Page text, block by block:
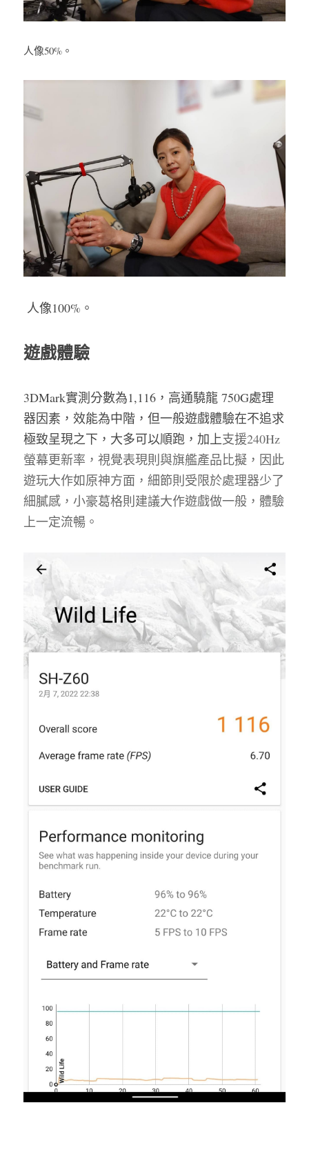
人像50%。
人像100%。
遊戲體驗
3DMark實測分數為1,116，高通驍龍 750G處理
器因素，效能為中階，但一般遊戲體驗在不追求
極致呈現之下，大多可以順跑，加上支援240Hz
螢幕更新率，視覺表現則與旗艦產品比擬，因此
遊玩大作如原神方面，細節則受限於處理器少了
細膩感，小豪葛格則建議大作遊戲做一般，體驗
上一定流暢。